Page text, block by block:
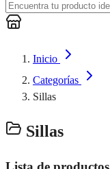
Inicio
Categorías
Sillas
Sillas